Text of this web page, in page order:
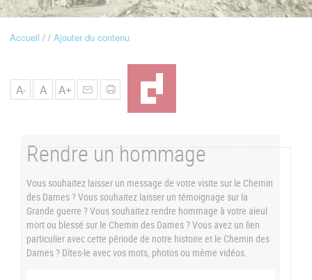
FilAccueil Ajouter du contenu
A- A A+
Rendre un hommage
Vous souhaitez laisser un message de votre visite sur le Chemin
des Dames ? Vous souhaitez laisser un témoignage sur la
Grande guerre ? Vous souhaitez rendre hommage à votre aïeul
mort ou blessé sur le Chemin des Dames ? Vous avez un lien
particulier avec cette période de notre histoire et le Chemin des
Dames ? Dîtes-le avec vos mots, photos ou même vidéos.